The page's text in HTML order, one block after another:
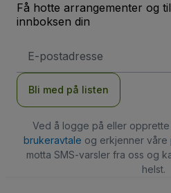
Få hotte arrangementer og
innboksen din
postadresse
Bli med på listen
Ved å logge på eller
brukeravtale og erkjenner våre
motta SMS-varsler fra oss og
helst.